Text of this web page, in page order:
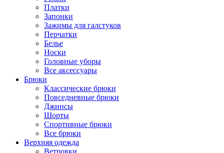
Платки
Запонки
Зажимы для галстуков
Перчатки
Белье
Носки
Головные уборы
Все аксессуары
Брюки
Классические брюки
Повседневные брюки
Джинсы
Шорты
Спортивные брюки
Все брюки
Верхняя одежда
Ветровки